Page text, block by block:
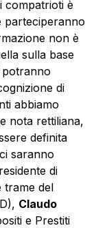
compatrioti è
parteciperanno
non è
sulla base
potranno
di
abbiamo
nota rettiliana,
definita
saranno
di
trame del
Claudo
e Prestiti